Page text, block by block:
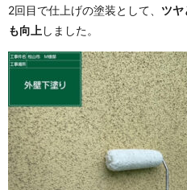
2回目で仕上げの塗装として、 ツヤ
も向上 しました。